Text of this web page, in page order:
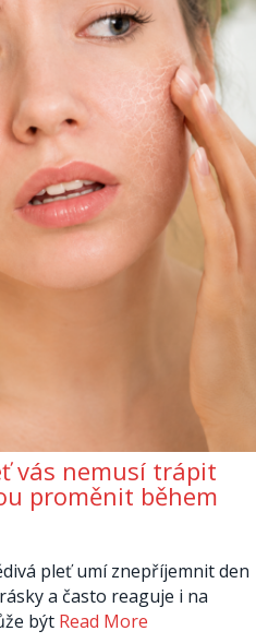
vás nemusí trápit
proměnit během
pleť umí znepříjemnit den
a často reaguje i na
být Read More